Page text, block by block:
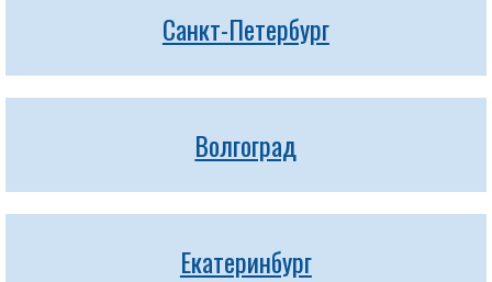
Санкт-Петербург
Волгоград
Екатеринбург